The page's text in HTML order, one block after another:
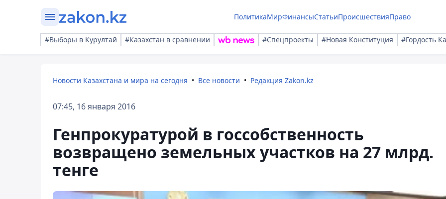
ПолитикаМирФинансыСтатьиПроисшествияПраво
#Выборы в Курултай #Казахстан в сравнении #Спецпроекты #Новая Конституция #Гордость
Новости Казахстана и мира на сегодня Все новости Редакция Zakon.kz
07:45, 16 января 2016
Генпрокуратурой в госсобственность
возвращено земельных участков на 27 млрд.
тенге